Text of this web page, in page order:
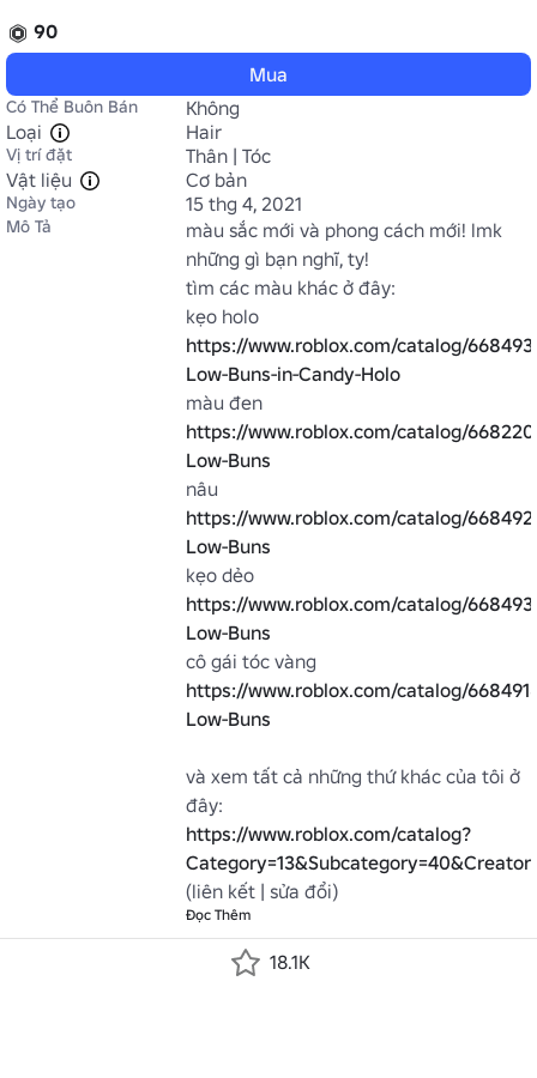
90
Mua
Có Thể Buôn Bán
Không
Loại
Hair
Vị trí đặt
Thân | Tóc
Vật liệu
Cơ bản
Ngày tạo 15 thg 4, 2021
Mô Tả
màu sắc mới và phong cách mới! lmk
những gì bạn nghĩ, ty!
tìm các màu khác ở đây:
https://www.roblox.com/catalog/
Low-Buns-in-Candy-Holo
https://www.roblox.com/catalog/
Low-Buns
https://www.roblox.com/catalog/
Low-Buns
https://www.roblox.com/catalog/
Low-Buns
https://www.roblox.com/catalog/
Low-Buns
và xem tất cả những thứ khác của tôi ở
https://www.roblox.com/catalog?
(liên kết | sửa đổi)
Đọc Thêm
18.1K